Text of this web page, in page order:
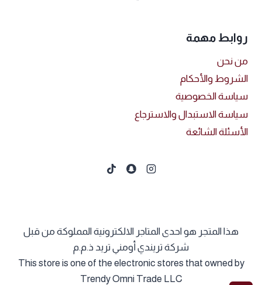
روابط مهمة
من نحن
الشروط والأحكام
سياسة الخصوصية
سياسة الاستبدال والاسترجاع
الأسئلة الشائعة
هذا المتجر هو احدى المتاجر الالكترونية المملوكة من قبل
شركة تريندي أومني تريد ذ.م.م
This store is one of the electronic stores that owned by
Trendy Omni Trade LLC